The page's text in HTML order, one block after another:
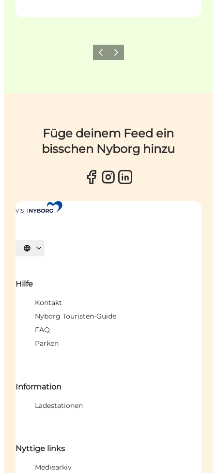
ZurückWeiter
Füge deinem Feed ein
bisschen Nyborg hinzu
Sprache auswählen
Hilfe
Kontakt
Nyborg Touristen-Guide
FAQ
Parken
Information
Ladestationen
Nyttige links
Mediearkiv